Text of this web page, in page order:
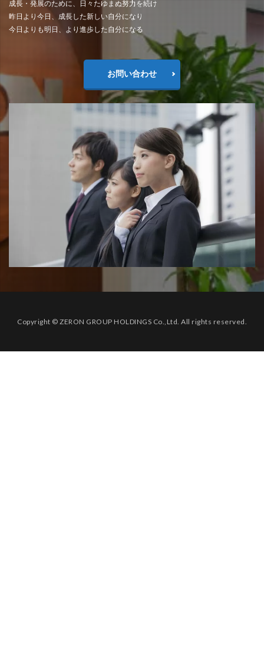
成長・発展のために、日々たゆまぬ努力を続け
昨日より今日、成長した新しい自分になり
今日よりも明日、より進歩した自分になる
お問い合わせ
Copyright © ZERON GROUP HOLDINGS Co.,Ltd. All rights reserved.